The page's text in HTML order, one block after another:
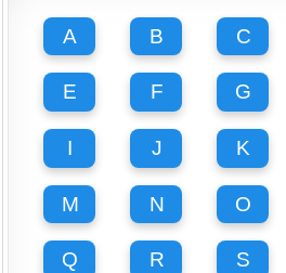
A B C
E F G
I J K
M N O
Q R S